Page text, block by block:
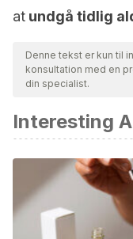
at undgå tidlig
Denne tekst er kun til
konsultation med en
din specialist.
Interesting